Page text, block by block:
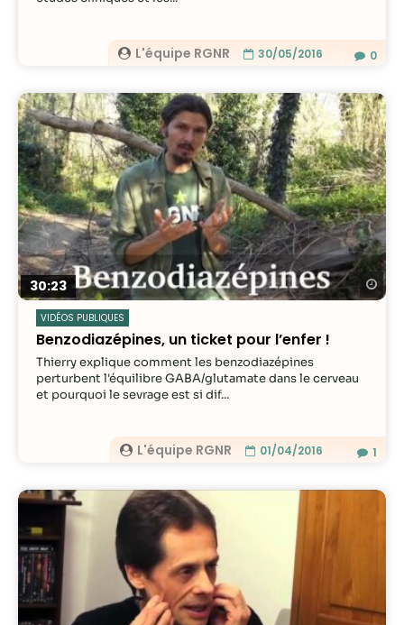
L'équipe RGNR 30/05/2016 0
30:23
VIDÉOS PUBLIQUES
Benzodiazépines, un ticket pour l’enfer !
L'équipe RGNR 01/04/2016
Thierry explique comment les benzodiazépines
perturbent l'équilibre GABA/glutamate dans le cerveau
et pourquoi le sevrage est si dif...
1